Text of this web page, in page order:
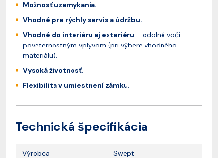
Možnosť uzamykania.
Vhodné pre rýchly servis a údržbu.
Vhodné do interiéru aj exteriéru – odolné voči
poveternostným vplyvom (pri výbere vhodného
materiálu).
Vysoká životnosť.
Flexibilita v umiestnení zámku.
Technická špecifikácia
Výrobca Swept